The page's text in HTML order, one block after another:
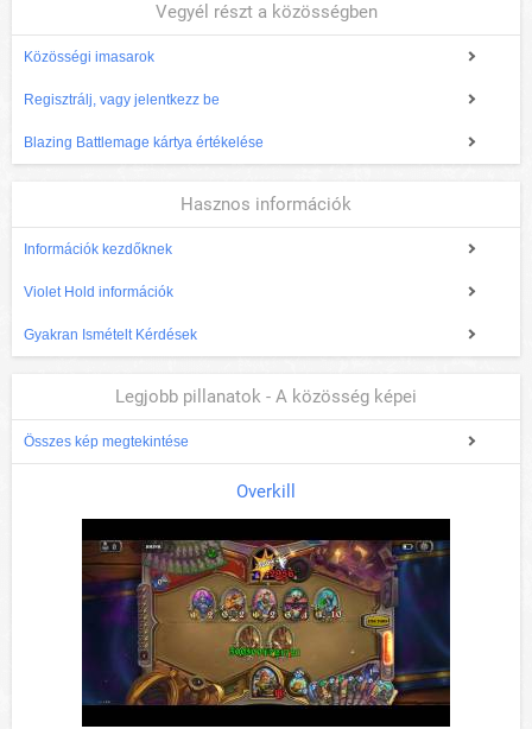
Vegyél részt a közösségben
Közösségi imasarok
Regisztrálj, vagy jelentkezz be
Blazing Battlemage kártya értékelése
Hasznos információk
Információk kezdőknek
Violet Hold információk
Gyakran Ismételt Kérdések
Legjobb pillanatok - A közösség képei
Összes kép megtekintése
Overkill